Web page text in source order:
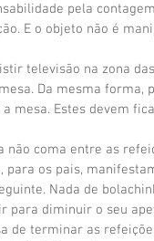
pela
E o objeto não é
televisão na zona
Da mesma forma,
mesa. Estes devem
coma entre as
os pais,
Nada de
para diminuir o seu
de terminar as